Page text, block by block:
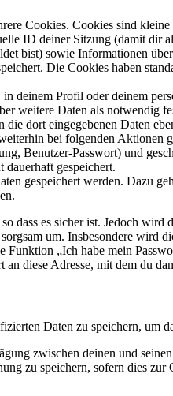
Cookies. Cookies sind
ID deiner Sitzung (damit
bist) sowie Informationen
Die Cookies haben
deinem Profil oder deinem
weitere Daten als notwendig
dort eingegebenen Daten
bei folgenden
Benutzer-Passwort) und
gespeichert.
gespeichert werden. Dazu
dass es sicher ist. Jedoch
um. Insbesondere
Funktion „Ich habe mein
diese Adresse, mit dem du
Daten zu speichern, um
zwischen deinen und
zu speichern, sofern dies